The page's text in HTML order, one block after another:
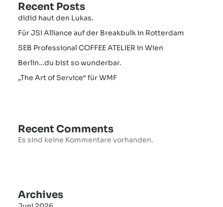
Recent Posts
didid haut den Lukas.
Für JSI Alliance auf der Breakbulk in Rotterdam
SEB Professional COFFEE ATELIER in Wien
Berlin…du bist so wunderbar.
„The Art of Service“ für WMF
Recent Comments
Es sind keine Kommentare vorhanden.
Archives